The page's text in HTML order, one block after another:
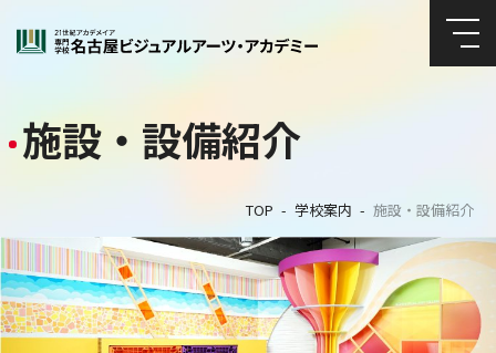
施設・設備紹介
TOP 学校案内 施設・設備紹介